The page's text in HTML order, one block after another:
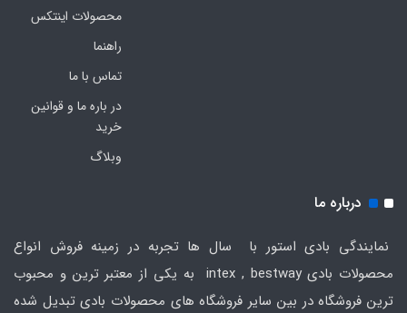
محصولات اینتکس
راهنما
تماس با ما
در باره ما و قوانین
خرید
وبلاگ
درباره ما
نمایندگی بادی استور با سال ها تجربه در زمینه فروش انواع
محصولات بادی intex , bestway به یکی از معتبر ترین و محبوب
ترین فروشگاه در بین سایر فروشگاه های محصولات بادی تبدیل شده